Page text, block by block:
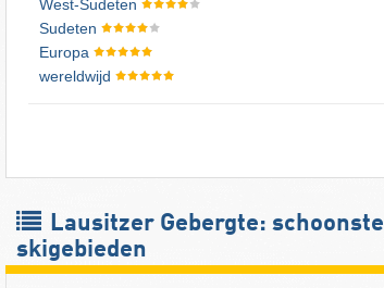
West-Sudeten
Sudeten
Europa
wereldwijd
Lausitzer Gebergte: schoonste
skigebieden